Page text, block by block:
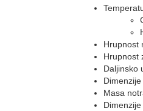
Hrupnost
Hrupnost
Daljinsko
Masa